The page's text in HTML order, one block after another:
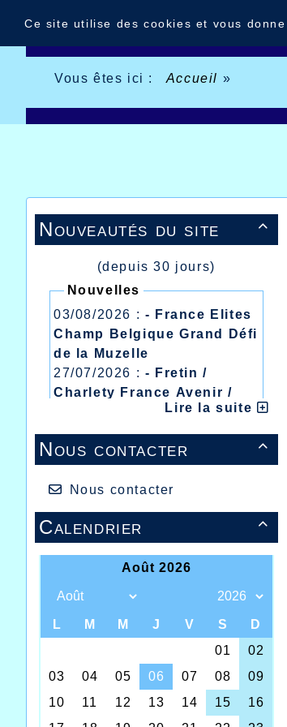
Vous êtes ici : Accueil »

Nouveautés du site
(depuis 30 jours)
Nouvelles
03/08/2026 : - France Elites
Champ Belgique Grand Défi
de la Muzelle
27/07/2026 : - Fretin /
Charlety France Avenir /
Heusden Zolder
20/07/2026 :- Courtrai /
Mont des Cats
Meeting Abeilles /
Régionaux /
Lire la suite

Nous contacter
Nous contacter

Calendrier
Ce site utilise des cookies et vous